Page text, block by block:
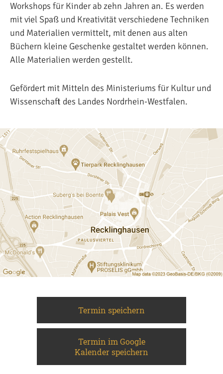
Workshops für Kinder ab zehn Jahren an. Es werden
mit viel Spaß und Kreativität verschiedene Techniken
und Materialien vermittelt, mit denen aus alten
Büchern kleine Geschenke gestaltet werden können.
Alle Materialien werden gestellt.
Gefördert mit Mitteln des Ministeriums für Kultur und
Wissenschaft des Landes Nordrhein-Westfalen.
Termin speichern
Termin im Google
Kalender speichern